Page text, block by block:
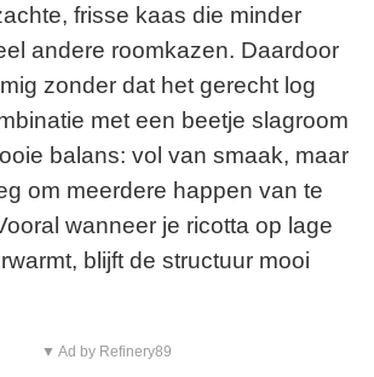
frisse kaas die minder
andere roomkazen. Daardoor
zonder dat het gerecht log
met een beetje slagroom
balans: vol van smaak, maar
om meerdere happen van te
wanneer je ricotta op lage
blijft de structuur mooi
▼ Ad by Refinery89